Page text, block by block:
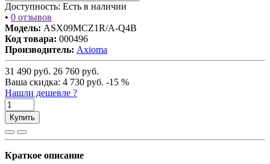
Доступность: Есть в наличии
• 0 отзывов
Модель: ASX09MCZ1R/A-Q4B
Код товара: 000496
Производитель: Axioma
31 490 руб. 26 760 руб.
Ваша cкидка: 4 730 руб. -15 %
Нашли дешевле ?
Купить
Краткое описание